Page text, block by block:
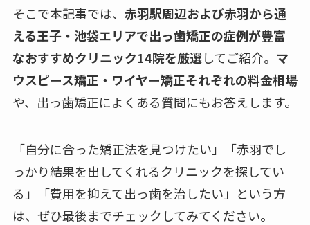
そこで本記事では、 赤羽駅周辺および赤羽から通
える王子・池袋エリアで出っ歯矯正の症例が豊富
なおすすめクリニック14院を厳選してご紹介。 マ
ウスピース矯正・ワイヤー矯正それぞれの料金相場
や、出っ歯矯正によくある質問にもお答えします。
「自分に合った矯正法を見つけたい」「赤羽でし
っかり結果を出してくれるクリニックを探してい
る」「費用を抑えて出っ歯を治したい」という方
は、ぜひ最後までチェックしてみてください。